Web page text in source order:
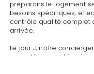
préparons le logement
besoins spécifiques,
contrôle qualité complet
arrivée.
Le jour J, notre
avec déco coaching à